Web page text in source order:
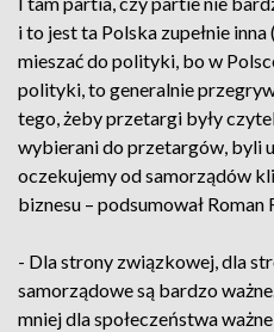
i to jest ta Polska zupełnie inna
mieszać do polityki, bo w
polityki, to generalnie
tego, żeby przetargi były
wybierani do przetargów, byli
oczekujemy od samorządów
biznesu – podsumował Roman
- Dla strony związkowej, dla
samorządowe są bardzo
mniej dla społeczeństwa